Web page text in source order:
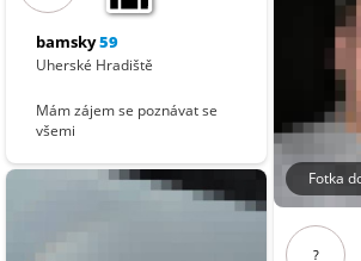
bamsky59
Uherské Hradiště
Mám zájem se poznávat se
všemi
Fotka
?